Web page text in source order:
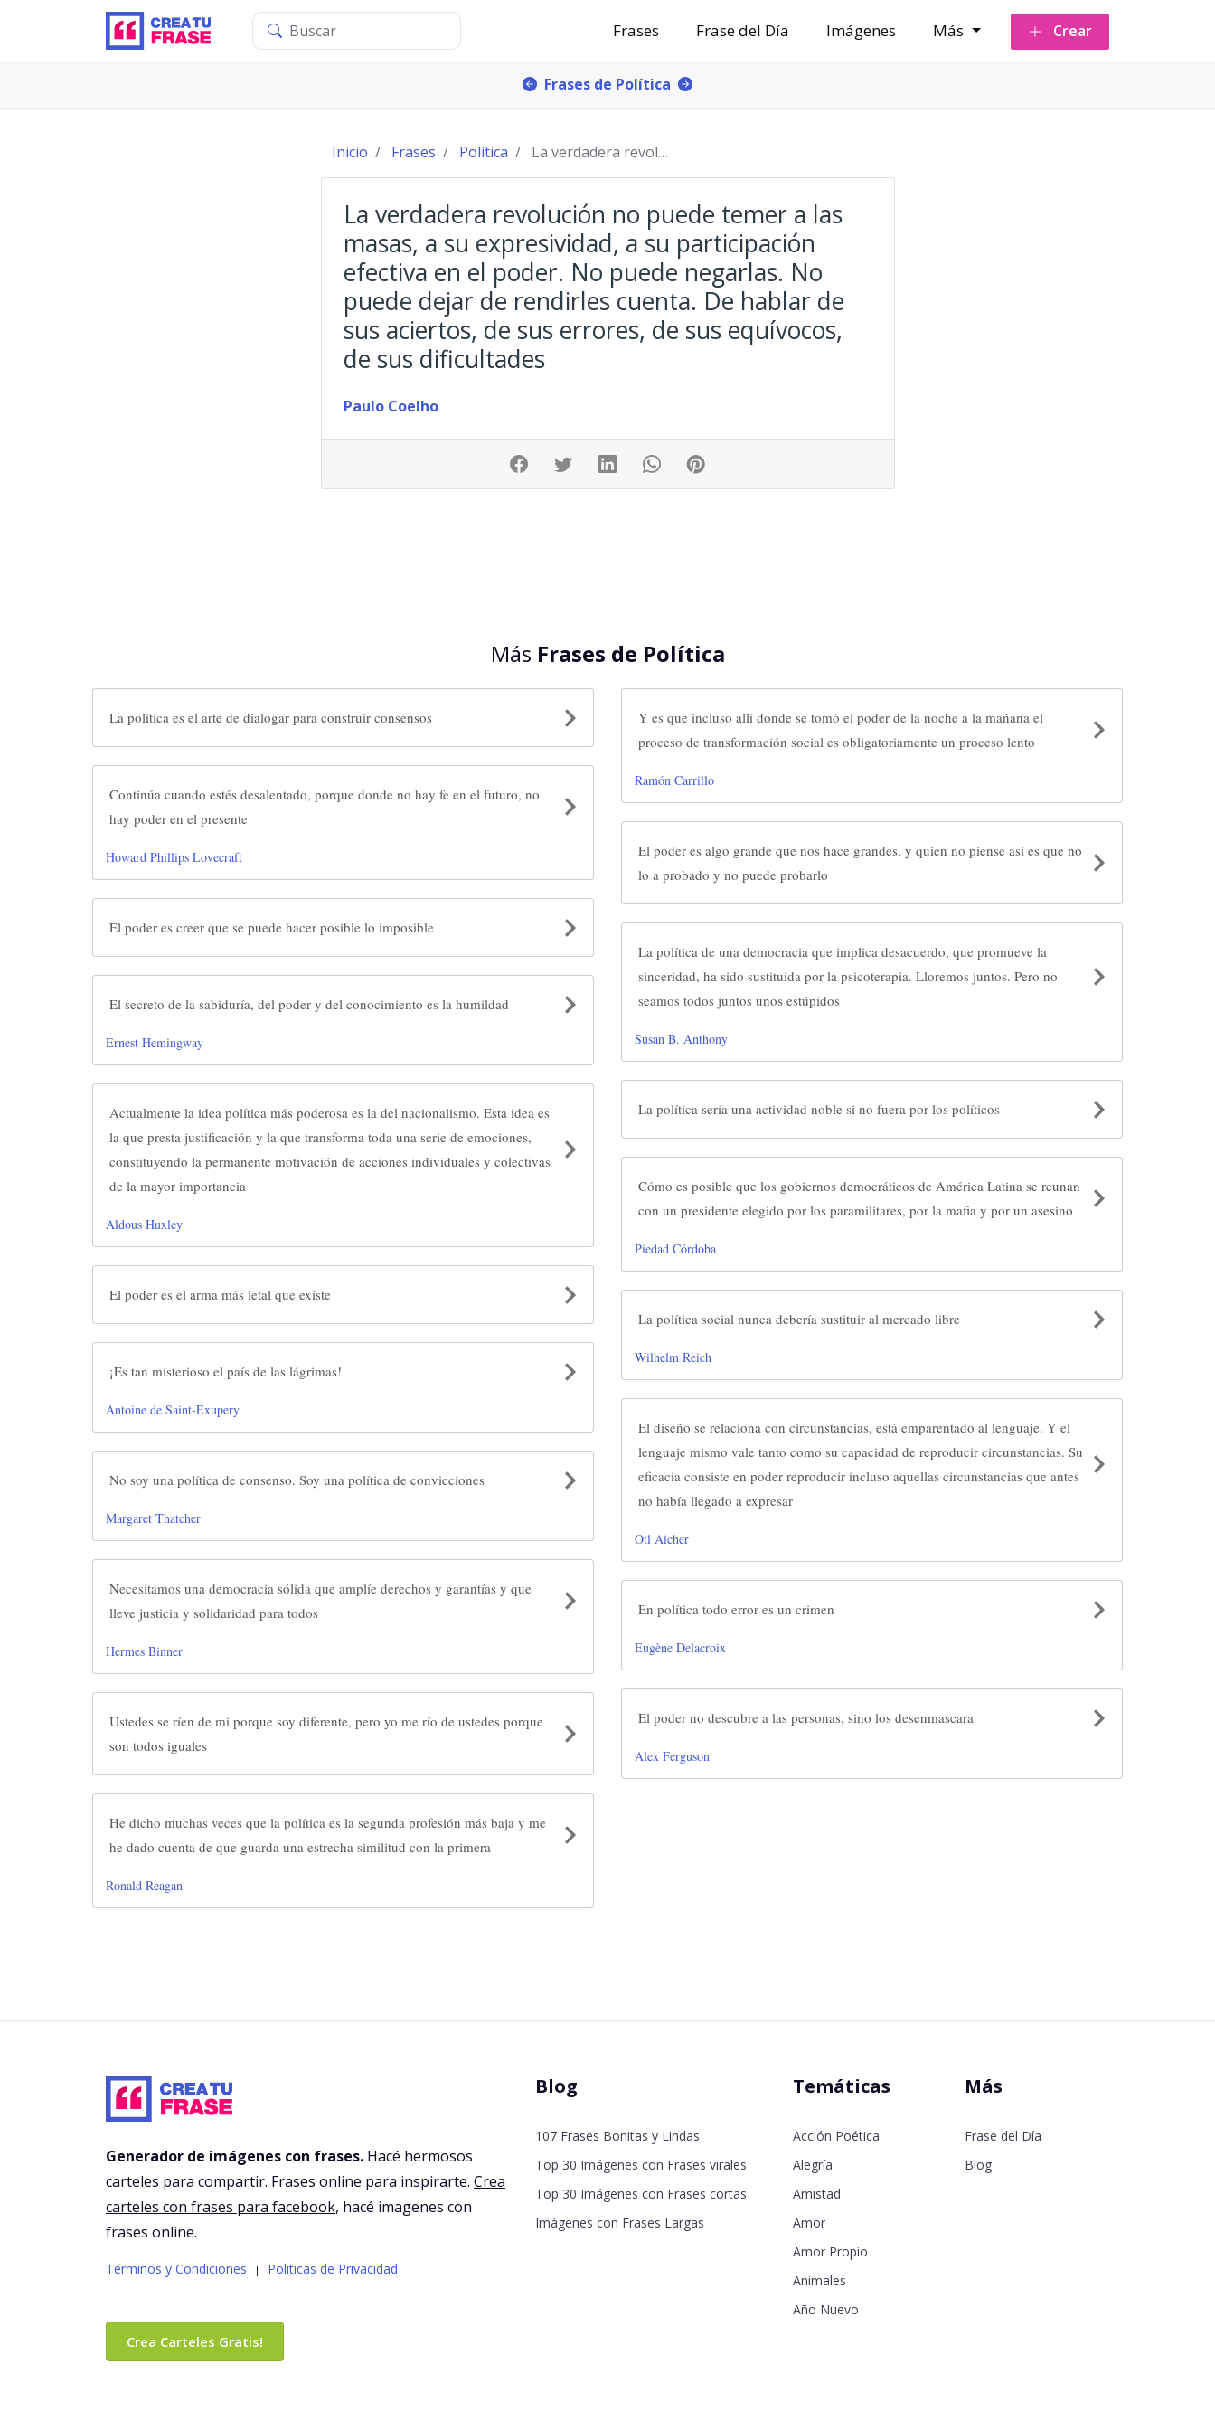
Frases Frase del Día Imágenes Más Crear
Frases de Política
Inicio Frases Política La verdadera revolución no puede temer a las masa
La verdadera revolución no puede temer a las
masas, a su expresividad, a su participación
efectiva en el poder. No puede negarlas. No
puede dejar de rendirles cuenta. De hablar de
sus aciertos, de sus errores, de sus equívocos,
de sus dificultades
Paulo Coelho
Más Frases de Política
La política es el arte de dialogar para construir consensos
Continúa cuando estés desalentado, porque donde no hay fe en el futuro, no
hay poder en el presente
Howard Phillips Lovecraft
El poder es creer que se puede hacer posible lo imposible
El secreto de la sabiduría, del poder y del conocimiento es la humildad
Ernest Hemingway
Actualmente la idea política más poderosa es la del nacionalismo. Esta idea es
la que presta justificación y la que transforma toda una serie de emociones,
constituyendo la permanente motivación de acciones individuales y colectivas
de la mayor importancia
Aldous Huxley
El poder es el arma más letal que existe
¡Es tan misterioso el país de las lágrimas!
Antoine de Saint-Exupery
No soy una política de consenso. Soy una política de convicciones
Margaret Thatcher
Necesitamos una democracia sólida que amplíe derechos y garantías y que
lleve justicia y solidaridad para todos
Hermes Binner
Ustedes se ríen de mi porque soy diferente, pero yo me río de ustedes porque
son todos iguales
He dicho muchas veces que la política es la segunda profesión más baja y me
he dado cuenta de que guarda una estrecha similitud con la primera
Ronald Reagan
Y es que incluso allí donde se tomó el poder de la noche a la mañana el
proceso de transformación social es obligatoriamente un proceso lento
Ramón Carrillo
El poder es algo grande que nos hace grandes, y quien no piense asi es que no
lo a probado y no puede probarlo
La política de una democracia que implica desacuerdo, que promueve la
sinceridad, ha sido sustituida por la psicoterapia. Lloremos juntos. Pero no
seamos todos juntos unos estúpidos
Susan B. Anthony
La política sería una actividad noble si no fuera por los políticos
Cómo es posible que los gobiernos democráticos de América Latina se reunan
con un presidente elegido por los paramilitares, por la mafia y por un asesino
Piedad Córdoba
La política social nunca debería sustituir al mercado libre
Wilhelm Reich
El diseño se relaciona con circunstancias, está emparentado al lenguaje. Y el
lenguaje mismo vale tanto como su capacidad de reproducir circunstancias. Su
eficacia consiste en poder reproducir incluso aquellas circunstancias que antes
no había llegado a expresar
Otl Aicher
En política todo error es un crimen
Eugène Delacroix
El poder no descubre a las personas, sino los desenmascara
Alex Ferguson
Generador de imágenes con frases. Hacé hermosos
carteles para compartir. Frases online para inspirarte. Crea
carteles con frases para facebook, hacé imagenes con
frases online.
Términos y Condiciones | Politicas de Privacidad
Crea Carteles Gratis!
Blog
107 Frases Bonitas y Lindas
Top 30 Imágenes con Frases virales
Top 30 Imágenes con Frases cortas
Imágenes con Frases Largas
Temáticas
Acción Poética
Alegría
Amistad
Amor
Amor Propio
Animales
Año Nuevo
Más
Frase del Día
Blog